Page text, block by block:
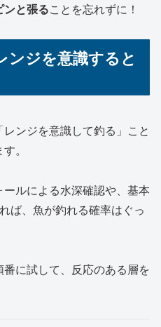
ンと張ることを忘れずに！
ンジを意識すると
ンジを意識して釣る」こと
。
ルによる水深確認や、基本
ば、魚が釣れる確率はぐっ
番に試して、反応のある層を